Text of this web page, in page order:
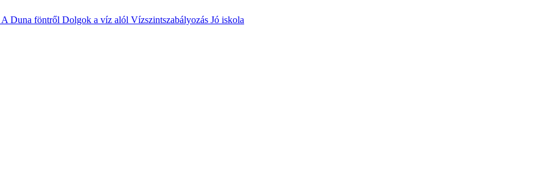
A Duna föntről Dolgok a víz alól Vízszintszabályozás Jó iskola